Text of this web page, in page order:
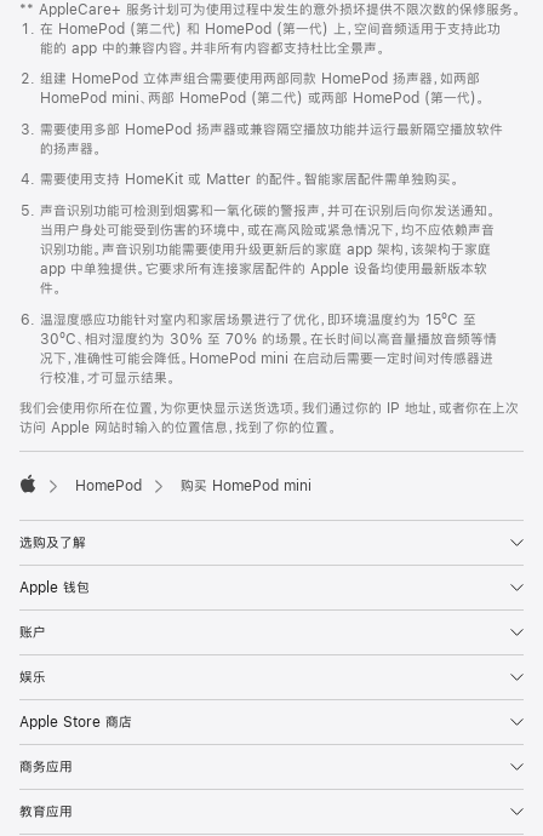
窗
口
中
打
开)
** AppleCare+ 服务计划可为使用过程中发生的意外损坏提供不限次数的保修服务。
在 HomePod (第二代) 和 HomePod (第一代) 上，空间音频适用于支持此功
能的 app 中的兼容内容。并非所有内容都支持杜比全景声。
组建 HomePod 立体声组合需要使用两部同款 HomePod 扬声器，如两部
HomePod mini、两部 HomePod (第二代) 或两部 HomePod (第一代)。
需要使用多部 HomePod 扬声器或兼容隔空播放功能并运行最新隔空播放软件
的扬声器。
需要使用支持 HomeKit 或 Matter 的配件。智能家居配件需单独购买。
声音识别功能可检测到烟雾和一氧化碳的警报声，并可在识别后向你发送通知。
当用户身处可能受到伤害的环境中，或在高风险或紧急情况下，均不应依赖声音
识别功能。声音识别功能需要使用升级更新后的家庭 app 架构，该架构于家庭
app 中单独提供。它要求所有连接家居配件的 Apple 设备均使用最新版本软
件。
温湿度感应功能针对室内和家居场景进行了优化，即环境温度约为 15ºC 至
30ºC、相对湿度约为 30% 至 70% 的场景。在长时间以高音量播放音频等情
况下，准确性可能会降低。HomePod mini 在启动后需要一定时间对传感器进
行校准，才可显示结果。
我们会使用你所在位置，为你更快显示送货选项。我们通过你的 IP 地址，或者你在上次
访问 Apple 网站时输入的位置信息，找到了你的位置。
HomePod 购买 HomePod mini
选购及了解
Apple 钱包
账户
娱乐
Apple Store 商店
商务应用
教育应用